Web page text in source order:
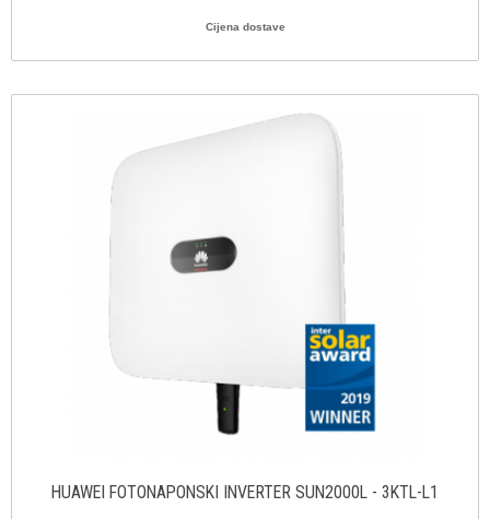
Cijena dostave
HUAWEI FOTONAPONSKI INVERTER SUN2000L - 3KTL-L1